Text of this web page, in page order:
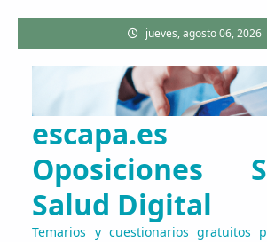
al
contenido
jueves, agosto 06, 2026
Oposiciones
Salud Digital
Temarios y cuestionarios gratuitos